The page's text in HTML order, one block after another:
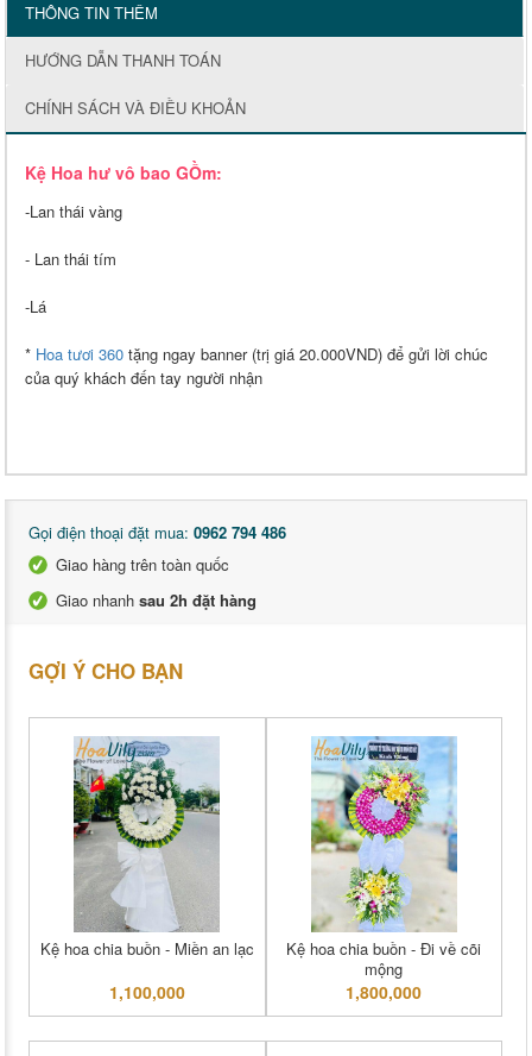
THÔNG TIN THÊM
HƯỚNG DẪN THANH TOÁN
CHÍNH SÁCH VÀ ĐIỀU KHOẢN
Kệ Hoa hư vô bao GỒm:
-Lan thái vàng
- Lan thái tím
-Lá
* Hoa tươi 360 tặng ngay banner (trị giá 20.000VND) để gửi lời chúc
của quý khách đến tay người nhận
Gọi điện thoại đặt mua: 0962 794 486
Giao hàng trên toàn quốc
Giao nhanh sau 2h đặt hàng
GỢI Ý CHO BẠN
Kệ hoa chia buồn - Miền an lạc
1,100,000
Kệ hoa chia buồn - Đi về cõi
mộng
1,800,000